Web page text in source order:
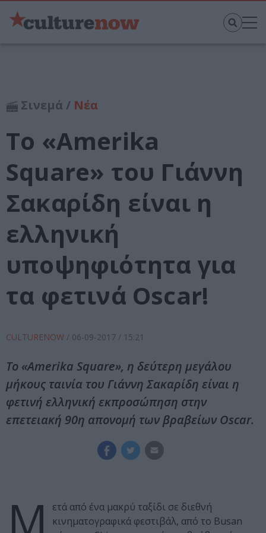
Σινεμά / Νέα
Το «Amerika
Square» του Γιάννη
Σακαρίδη είναι η
ελληνική
υποψηφιότητα για
τα φετινά Oscar!
CULTURENOW / 06-09-2017 / 15:21
Το «Amerika Square», η δεύτερη μεγάλου
μήκους ταινία του Γιάννη Σακαρίδη είναι η
φετινή ελληνική εκπροσώπηση στην
επετειακή 90η απονομή των βραβείων Oscar.
Μ
ετά από ένα μακρύ ταξίδι σε διεθνή
κινηματογραφικά φεστιβάλ, από το Busan